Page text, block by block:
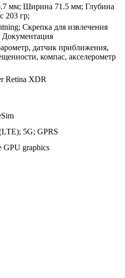
мм; Ширина 71.5 мм; Глубина
203 гр;
Скрепка для извлечения
датчик приближения,
компас, акселерометр
Retina XDR
5G; GPRS
GPU graphics